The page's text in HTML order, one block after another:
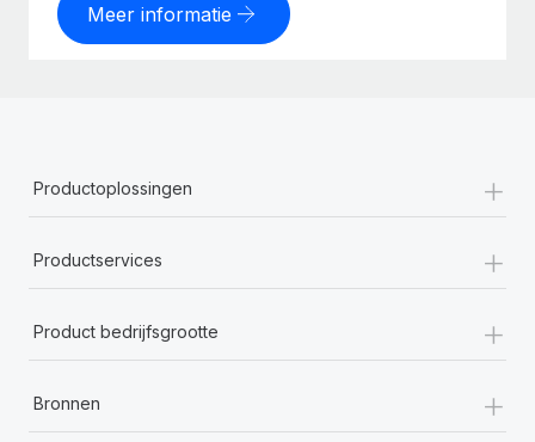
Meer informatie
Productoplossingen +
Productservices +
Product bedrijfsgrootte +
Bronnen +